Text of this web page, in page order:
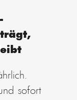
sofort